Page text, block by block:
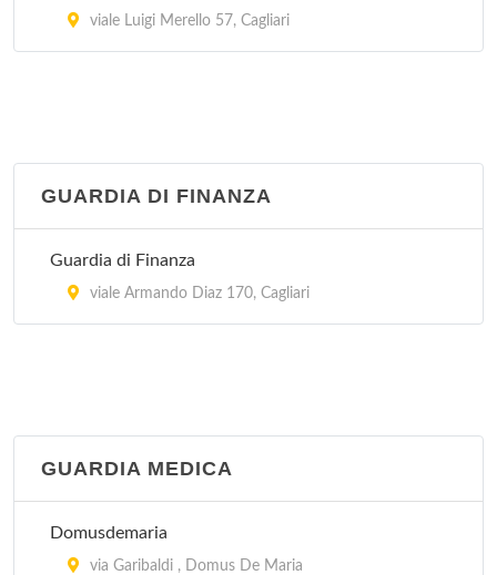
viale Luigi Merello 57, Cagliari
GUARDIA DI FINANZA
Guardia di Finanza
viale Armando Diaz 170, Cagliari
GUARDIA MEDICA
Domusdemaria
via Garibaldi , Domus De Maria